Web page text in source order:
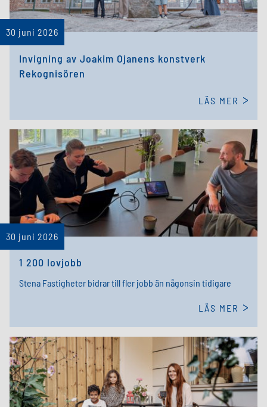
30 juni 2026
Invigning av Joakim Ojanens konstverk
Rekognisören
LÄS MER
30 juni 2026
1 200 lovjobb
Stena Fastigheter bidrar till fler jobb än någonsin tidigare
LÄS MER